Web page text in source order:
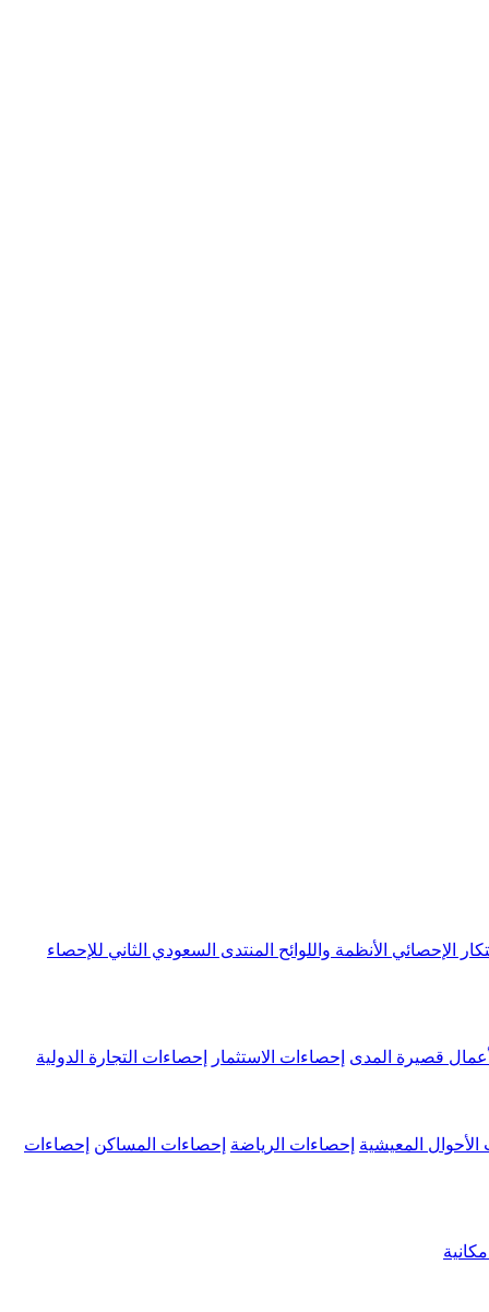
الإحصائي الأنظمة واللوائح المنتدى السعودي الثاني للإحصاء
قصيرة المدى إحصاءات الاستثمار إحصاءات التجارة الدولية
الأحوال المعيشية إحصاءات الرياضة إحصاءات المساكن إحصاءات